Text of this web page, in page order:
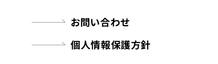
お問い合わせ
個人情報保護方針